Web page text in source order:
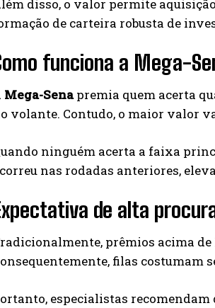
disso, o valor permite
de carteira robusta de
funciona a Mega-
Mega-Senapremia quem acerta
volante. Contudo, o maior valor
ninguém acerta a faixa
nas rodadas anteriores,
de alta
prêmios acima
filas costumam
especialistas